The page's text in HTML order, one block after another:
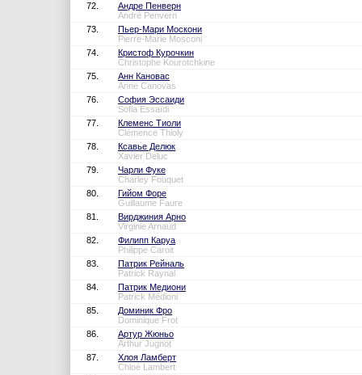
72.
Андре Пенверн
André Penvern
73.
Пьер-Мари Москони
Pierre-Marie Mosconi
74.
Кристоф Курочкин
Christophe Kourotchkine
75.
Анн Кановас
Anne Canovas
76.
София Эссаиди
Sofia Essaïdi
77.
Клеменс Тиоли
Clémence Thioly
78.
Ксавье Делюк
Xavier Deluc
79.
Чарли Фуке
Charley Fouquet
80.
Гийом Форе
Guillaume Faure
81.
Вирджиния Арно
Virginie Arnaud
82.
Филипп Каруа
Philippe Caroit
83.
Патрик Рейналь
Patrick Raynal
84.
Патрик Медиони
Patrick Médioni
85.
Доминик Фро
Dominique Frot
86.
Артур Жюньо
Arthur Jugnot
87.
Хлоя Ламберт
Chloé Lambert